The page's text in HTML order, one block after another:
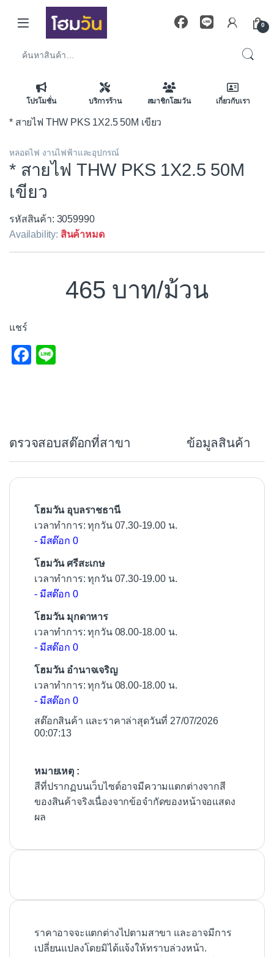
Skip to navigation
Skip to content
0
โปรโมชั่น บริการร้าน สมาชิกโฮมวัน เกี่ยวกับเรา
* สายไฟ THW PKS 1X2.5 50M เขียว
หลอดไฟ งานไฟฟ้าและอุปกรณ์
* สายไฟ THW PKS 1X2.5 50M
เขียว
รหัสสินค้า: 3059990
Availability: สินค้าหมด
465 /ม้วน
แชร์
F
o
o
ตรวจสอบสต๊อกที่สาขา ข้อมูลสินค้า
โฮมวัน อุบลราชธานี
เวลาทำการ: ทุกวัน 07.30-19.00 น.
- มีสต๊อก 0
โฮมวัน ศรีสะเกษ
เวลาทำการ: ทุกวัน 07.30-19.00 น.
- มีสต๊อก 0
โฮมวัน มุกดาหาร
เวลาทำการ: ทุกวัน 08.00-18.00 น.
- มีสต๊อก 0
โฮมวัน อำนาจเจริญ
เวลาทำการ: ทุกวัน 08.00-18.00 น.
- มีสต๊อก 0
สต๊อกสินค้า และราคาล่าสุดวันที่ 27/07/2026
00:07:13
หมายเหตุ :
สีที่ปรากฏบนเว็บไซต์อาจมีความแตกต่างจากสี
ของสินค้าจริงเนื่องจากข้อจำกัดของหน้าจอแสดง
ผล
ราคาอาจจะแตกต่างไปตามสาขา และอาจมีการ
เปลี่ยนแปลงโดยมิได้แจ้งให้ทราบล่วงหน้า.